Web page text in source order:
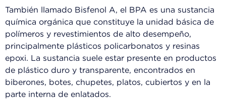
También llamado Bisfenol A, el BPA es una sustancia
química orgánica que constituye la unidad básica de
polímeros y revestimientos de alto desempeño,
principalmente plásticos policarbonatos y resinas
epoxi. La sustancia suele estar presente en productos
de plástico duro y transparente, encontrados en
biberones, botes, chupetes, platos, cubiertos y en la
parte interna de enlatados.